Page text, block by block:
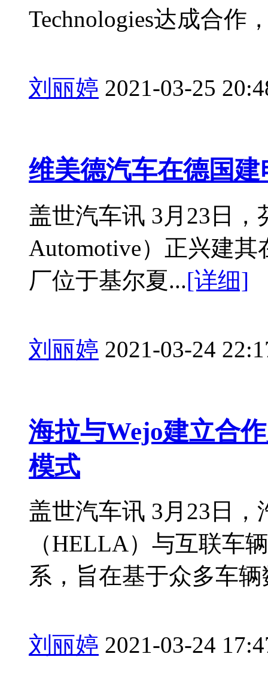
Technologies达成合作
刘丽婷 2021-03-25
维美德汽车在德国建
盖世汽车讯 3月23日，
Automotive）正兴建
厂位于基尔夏...[详细]
刘丽婷 2021-03-24
海拉与Wejo建立合
模式
盖世汽车讯 3月23日
（HELLA）与互联车
系，旨在基于众多车辆
刘丽婷 2021-03-24